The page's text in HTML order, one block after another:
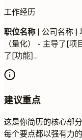
工作经历
职位名称 | 公司名称 |
（量化） - 主导了[
了[功能]...
建议重点
这是你简历的核心部
每个要点都以强有力